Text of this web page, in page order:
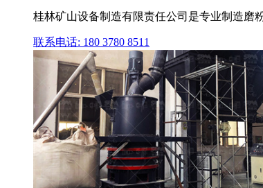
桂林矿山设备制造有限责任公司是专业制造磨
联系电话: 180 3780 8511